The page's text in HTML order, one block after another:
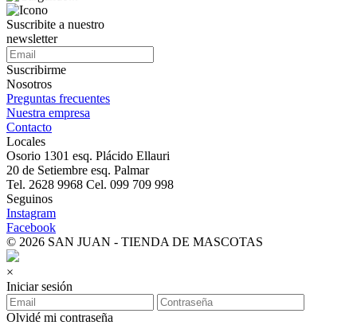
Suscribite a nuestro
newsletter
Suscribirme
Nosotros
Preguntas frecuentes
Nuestra empresa
Contacto
Locales
Osorio 1301 esq. Plácido Ellauri
20 de Setiembre esq. Palmar
Tel. 2628 9968 Cel. 099 709 998
Seguinos
Instagram
Facebook
© 2026 SAN JUAN - TIENDA DE MASCOTAS
×
Iniciar sesión
Olvidé mi contraseña